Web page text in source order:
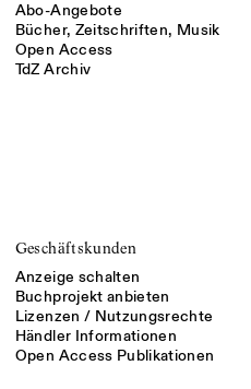
Abo-Angebote
Bücher, Zeitschriften, Musik
Open Access
TdZ Archiv
Geschäftskunden
Anzeige schalten
Buchprojekt anbieten
Lizenzen / Nutzungsrechte
Händler Informationen
Open Access Publikationen